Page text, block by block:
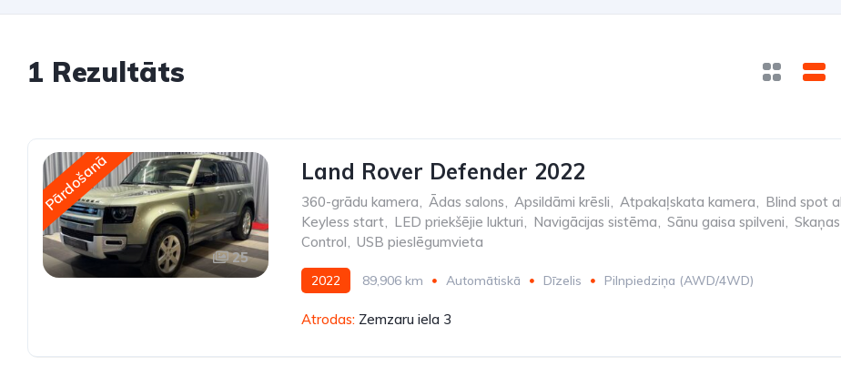
1 Rezultāts
Pārdošanā
25
Land Rover Defender 2022
360-grādu kamera, Ādas salons, Apsildāmi krēsli, Atpakaļskata kamera, Blind spot
Keyless start, LED priekšējie lukturi, Navigācijas sistēma, Sānu gaisa spilveni,
Control, USB pieslēgumvieta
2022 89,906 km Automātiskā Dīzelis Pilnpiedziņa (AWD/4WD)
Atrodas: Zemzaru iela 3